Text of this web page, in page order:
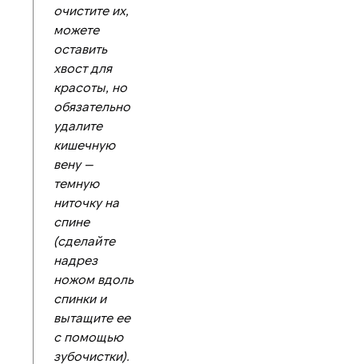
очистите их,
можете
оставить
хвост для
красоты, но
обязательно
удалите
кишечную
вену —
темную
ниточку на
спине
(сделайте
надрез
ножом вдоль
спинки и
вытащите ее
с помощью
зубочистки).